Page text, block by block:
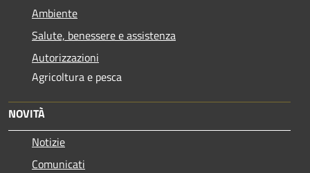
Ambiente
Salute, benessere e assistenza
Autorizzazioni
Agricoltura e pesca
NOVITÀ
Notizie
Comunicati